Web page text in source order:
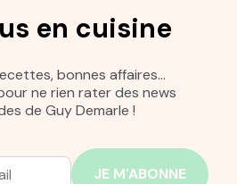
en cuisine
bonnes affaires…
ne rien rater des news
de Guy Demarle !